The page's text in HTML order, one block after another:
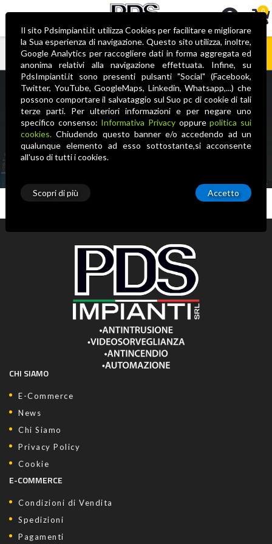
0
Nessun prodotto nel carrello
CHI SIAMO
E-Commerce
News
Chi Siamo
Privacy Policy
Cookie
E-COMMERCE
Condizioni di Vendita
Spedizioni
Pagamenti
Il sito Pdsimpianti.it utilizza Cookies per facilitare e migliorare
la Sua esperienza di navigazione. Questo sito utilizza, inoltre,
Google Analytics per raccogliere dati in forma aggregata ed
anonima relativi alla navigazione effettuata. Infine, su
PdsImpianti.it sono presenti pulsanti "Social" (Facebook,
Twitter, YouTube, GoogleMaps, Linkedin, Whatsapp,...) che
possono comportare il salvataggio sul Suo pc di cookie di tali
terze parti. Per ulteriori informazioni e per negare uno
specifico consenso: Informativa Privacy oppurepolitica sui
cookies.Chiudendo questo banner e/o accedendo ad un
qualunque elemento ad esso sottostante,si acconsente
all'uso di tutti i cookies.
Scopri di più Accetto